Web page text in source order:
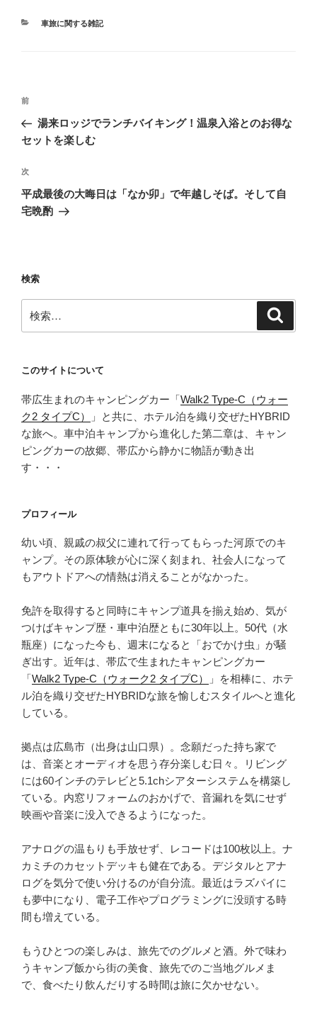
カ
車旅に関する雑記
投
ナ
ゲ
ー
シ
前
の
投
前
湯来ロッジでランチバイキング！温泉入浴とのお得な
セットを楽しむ
次
の
投
次
平成最後の大晦日は「なか卯」で年越しそば。そして自
宅晩酌
検索
索:
このサイトについて
帯広生まれのキャンピングカー「Walk2 Type‑C（ウォー
ク2 タイプC）
」と共に、ホテル泊を織り交ぜたHYBRID
な旅へ。車中泊キャンプから進化した第二章は、キャン
ピングカーの故郷、帯広から静かに物語が動き出
す・・・
プロフィール
幼い頃、親戚の叔父に連れて行ってもらった河原でのキ
ャンプ。その原体験が心に深く刻まれ、社会人になって
もアウトドアへの情熱は消えることがなかった。
免許を取得すると同時にキャンプ道具を揃え始め、気が
つけばキャンプ歴・車中泊歴ともに30年以上。50代（水
瓶座）になった今も、週末になると「おでかけ虫」が騒
ぎ出す。近年は、帯広で生まれたキャンピングカー
「Walk2 Type‑C（ウォーク2 タイプC）
」を相棒に、ホテ
ル泊を織り交ぜたHYBRIDな旅を愉しむスタイルへと進化
している。
拠点は広島市（出身は山口県）。念願だった持ち家で
は、音楽とオーディオを思う存分楽しむ日々。リビング
には60インチのテレビと5.1chシアターシステムを構築し
ている。内窓リフォームのおかげで、音漏れを気にせず
映画や音楽に没入できるようになった。
アナログの温もりも手放せず、レコードは100枚以上。ナ
カミチのカセットデッキも健在である。デジタルとアナ
ログを気分で使い分けるのが自分流。最近はラズパイに
も夢中になり、電子工作やプログラミングに没頭する時
間も増えている。
もうひとつの楽しみは、旅先でのグルメと酒。外で味わ
うキャンプ飯から街の美食、旅先でのご当地グルメま
で、食べたり飲んだりする時間は旅に欠かせない。